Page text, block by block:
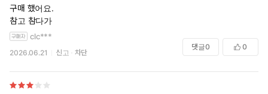
구매 했어요.
참고 참다가
clc***
2026.06.21 신고 차단
댓글0 0